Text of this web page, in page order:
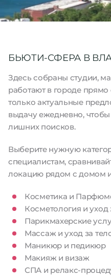
БЬЮТИ-СФЕРА В
Здесь собраны студии,
работают в городе
только актуальные
выдачу ежедневно,
лишних поисков.
Выберите нужную
специалистам,
локацию рядом с домом
Косметика и
Косметология и уход
Парикмахерские
Массаж и уход за
Маникюр и педикюр
Макияж и визаж
СПА и релакс-